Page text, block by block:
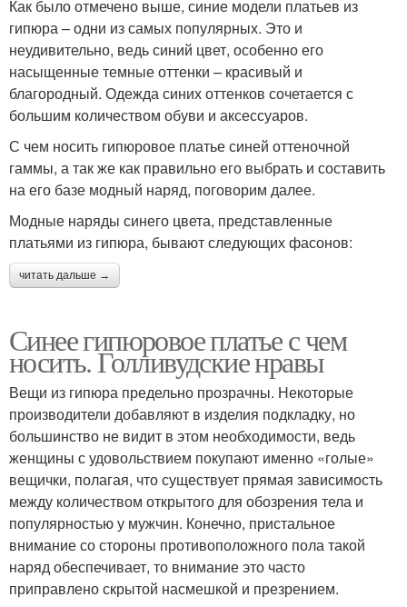
Как было отмечено выше, синие модели платьев из
гипюра – одни из самых популярных. Это и
неудивительно, ведь синий цвет, особенно его
насыщенные темные оттенки – красивый и
благородный. Одежда синих оттенков сочетается с
большим количеством обуви и аксессуаров.
С чем носить гипюровое платье синей оттеночной
гаммы, а так же как правильно его выбрать и составить
на его базе модный наряд, поговорим далее.
Модные наряды синего цвета, представленные
платьями из гипюра, бывают следующих фасонов:
читать дальше →
Синее гипюровое платье с чем
носить. Голливудские нравы
Вещи из гипюра предельно прозрачны. Некоторые
производители добавляют в изделия подкладку, но
большинство не видит в этом необходимости, ведь
женщины с удовольствием покупают именно «голые»
вещички, полагая, что существует прямая зависимость
между количеством открытого для обозрения тела и
популярностью у мужчин. Конечно, пристальное
внимание со стороны противоположного пола такой
наряд обеспечивает, то внимание это часто
приправлено скрытой насмешкой и презрением.